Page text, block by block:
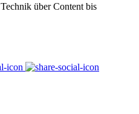
über Content bis